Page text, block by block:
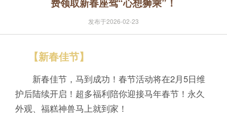
发布于2026-02-23
【新春佳节】
新春佳节，马到成功！春节活动将在2月5日维
护后陆续开启！超多福利陪你迎接马年春节！永久
外观、福糕神兽马上就到家！